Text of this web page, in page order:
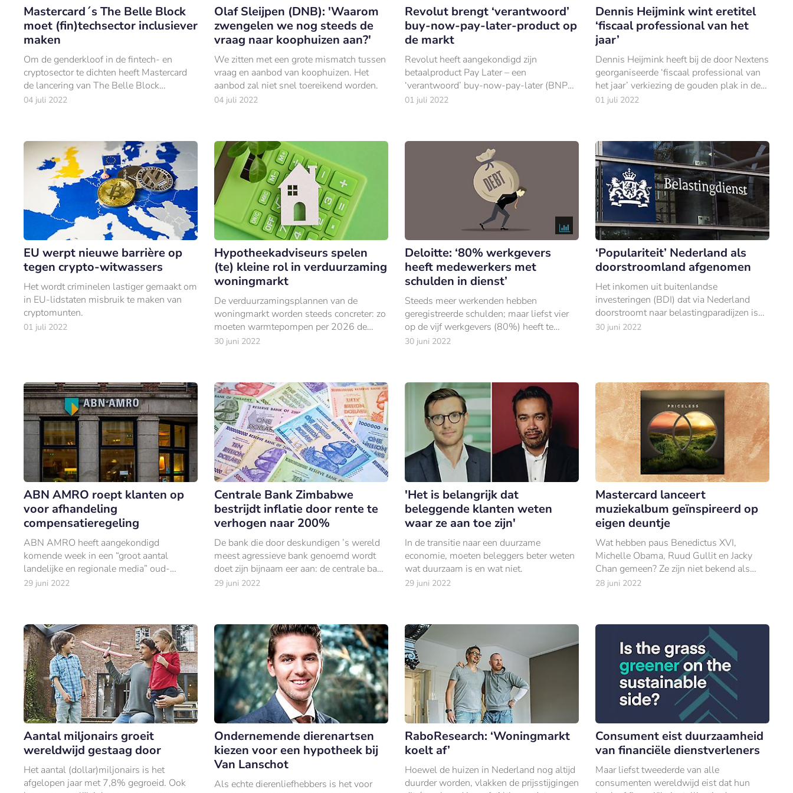
Mastercard´s The Belle Block
moet (fin)techsector inclusiever
maken
Om de genderkloof in de fintech- en
cryptosector te dichten heeft Mastercard
de lancering van The Belle Block
aangekondigd.
04 juli 2022
Olaf Sleijpen (DNB): 'Waarom
zwengelen we nog steeds de
vraag naar koophuizen aan?'
We zitten met een grote mismatch tussen
vraag en aanbod van koophuizen. Het
aanbod zal niet snel toereikend worden.
04 juli 2022
Revolut brengt ‘verantwoord’
buy-now-pay-later-product op
de markt
Revolut heeft aangekondigd zijn
betaalproduct Pay Later – een
‘verantwoord’ buy-now-pay-later (BNPL)
product – in Ierland uit te rollen, waarna
01 juli 2022
Dennis Heijmink wint eretitel
‘fiscaal professional van het
jaar’
Dennis Heijmink heeft bij de door Nextens
georganiseerde ‘fiscaal professional van
het jaar’ verkiezing de gouden plak in de
wacht gesleept.
01 juli 2022
EU werpt nieuwe barrière op
tegen crypto-witwassers
Het wordt criminelen lastiger gemaakt om
in EU-lidstaten misbruik te maken van
cryptomunten.
01 juli 2022
Hypotheekadviseurs spelen
(te) kleine rol in verduurzaming
woningmarkt
De verduurzamingsplannen van de
woningmarkt worden steeds concreter: zo
moeten warmtepompen per 2026 de
standaard vormen voor het verwarmen
30 juni 2022
Deloitte: ‘80% werkgevers
heeft medewerkers met
schulden in dienst’
Steeds meer werkenden hebben
geregistreerde schulden; maar liefst vier
op de vijf werkgevers (80%) heeft te
maken met medewerkers die financiële
30 juni 2022
‘Populariteit’ Nederland als
doorstroomland afgenomen
Het inkomen uit buitenlandse
investeringen (BDI) dat via Nederland
doorstroomt naar belastingparadijzen is
de afgelopen twee jaar flink gedaald.
30 juni 2022
ABN AMRO roept klanten op
voor afhandeling
compensatieregeling
ABN AMRO heeft aangekondigd
komende week in een “groot aantal
landelijke en regionale media” oud-
klanten op te roepen zich aan te melden
29 juni 2022
Centrale Bank Zimbabwe
bestrijdt inflatie door rente te
verhogen naar 200%
De bank die door deskundigen ’s wereld
meest agressieve bank genoemd wordt
doet zijn bijnaam eer aan: de centrale bank
van Zimbabwe heeft zijn belangrijkste
29 juni 2022
'Het is belangrijk dat
beleggende klanten weten
waar ze aan toe zijn'
In de transitie naar een duurzame
economie, moeten beleggers beter weten
wat duurzaam is en wat niet.
29 juni 2022
Mastercard lanceert
muziekalbum geïnspireerd op
eigen deuntje
Wat hebben paus Benedictus XVI,
Michelle Obama, Ruud Gullit en Jacky
Chan gemeen? Ze zijn niet bekend als
muzikant, maar hebben wel een
28 juni 2022
Aantal miljonairs groeit
wereldwijd gestaag door
Het aantal (dollar)miljonairs is het
afgelopen jaar met 7,8% gegroeid. Ook
Ondernemende dierenartsen
kiezen voor een hypotheek bij
Van Lanschot
Als echte dierenliefhebbers is het voor
RaboResearch: ‘Woningmarkt
koelt af’
Hoewel de huizen in Nederland nog altijd
duurder worden, vlakken de prijsstijgingen
Consument eist duurzaamheid
van financiële dienstverleners
Maar liefst tweederde van alle
consumenten wereldwijd eist dat hun